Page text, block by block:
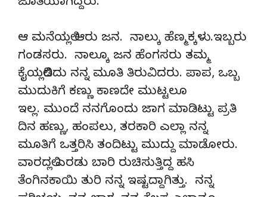
ಆ ಮನೆಯಲ್ಲಿ ಆರು ಜನ. ನಾಲ್ಕು ಹೆಣ್ಮಕ್ಕಳು.ಇಬ್ಬರು
ಗಂಡಸರು. ನಾಲ್ಕೂ ಜನ ಹೆಂಗಸರು ತಮ್ಮ
ಕೈಯಲ್ಲಿಡಿದು ನನ್ನ ಮೂತಿ ತಿರುವಿದರು. ಪಾಪ, ಒಬ್ಬ
ಮುದುಕಿಗೆ ಕಣ್ಣು ಕಾಣದೇ ಮುಟ್ಟಲೂ
ಇಲ್ಲ. ಮುಂದೆ ನನಗೊಂದು ಜಾಗ ಮಾಡಿಟ್ಟು ಪ್ರತಿ
ದಿನ ಹಣ್ಣು, ಹಂಪಲು, ತರಕಾರಿ ಎಲ್ಲಾ ನನ್ನ
ಮೂತಿಗೆ ಒತ್ತರಿಸಿ ತಂದಿಟ್ಟು ಮುದ್ದು ಮಾಡೋರು.
ವಾರದಲ್ಲಿ ಎರಡು ಬಾರಿ ರುಚಿಸುತ್ತಿದ್ದ ಹಸಿ
ತೆಂಗಿನಕಾಯಿ ತುರಿ ನನ್ನ ಇಷ್ಟದ್ದಾಗಿತ್ತು. ನನ್ನ